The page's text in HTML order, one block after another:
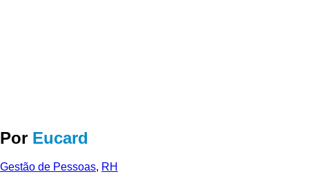
Por Eucard
Gestão de Pessoas, RH